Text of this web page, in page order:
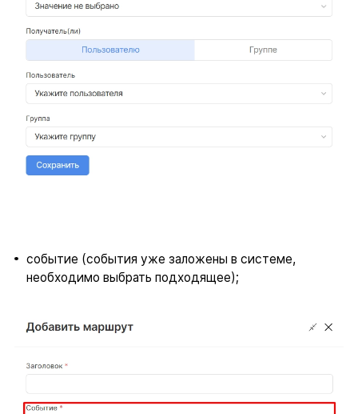
событие (события уже заложены в системе,
необходимо выбрать подходящее);